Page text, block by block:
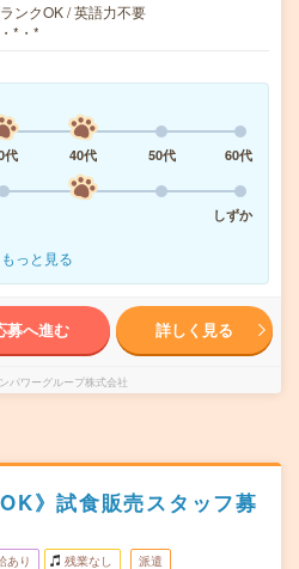
ンクOK / 英語力不要
*・*
代 40代 50代
60代
しずか
もっと見る
募へ進む 詳しく見る
パワーグループ株式会社
》試食販売スタッフ募
あり 残業なし 派遣